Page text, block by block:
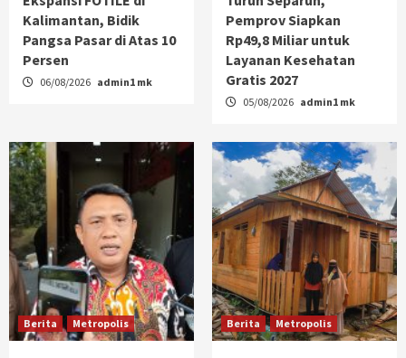
Kalimantan, Bidik
Pangsa Pasar di Atas 10
Persen
06/08/2026 admin1 mk
Pemprov Siapkan
Rp49,8 Miliar untuk
Layanan Kesehatan
Gratis 2027
05/08/2026 admin1 mk
Berita Metropolis Berita Metropolis